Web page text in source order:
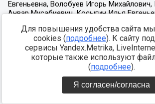
Для повышения удобства сайта
cookies (подробнее). К сайту
сервисы Yandex.Metrika,
которые также используют
(подробнее).
Я согласен/согласна